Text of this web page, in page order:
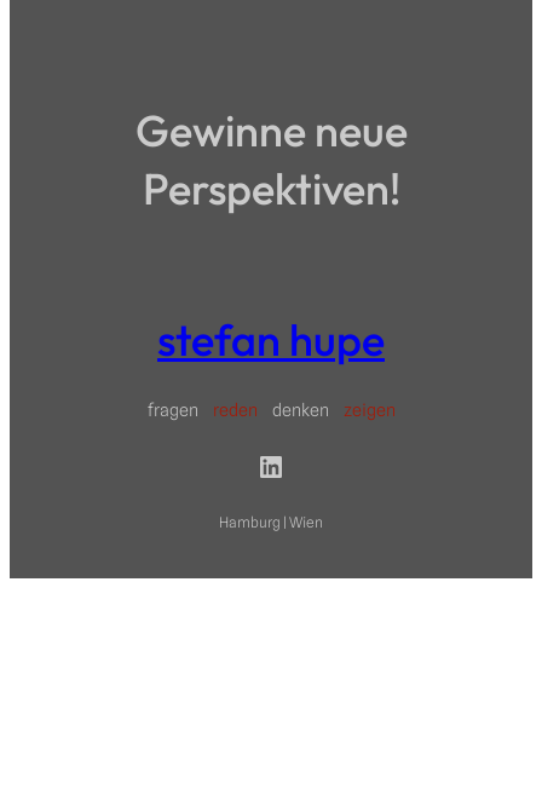
Gewinne neue
Perspektiven!
stefan hupe
fragen reden denken zeigen
LinkedIn
Hamburg | Wien